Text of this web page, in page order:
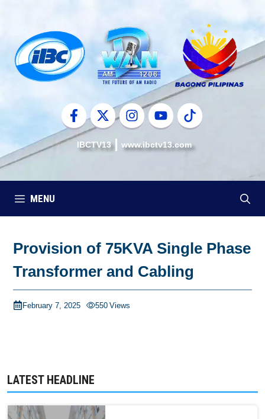
content
IBCTV13 www.ibctv13.com
MENU
Provision of 75KVA Single Phase
Transformer and Cabling
February 7, 2025 550 Views
LATEST HEADLINE